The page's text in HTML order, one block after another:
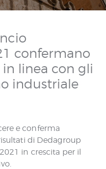
confermano
linea con gli
industriale
e conferma
di Dedagroup
in crescita per il